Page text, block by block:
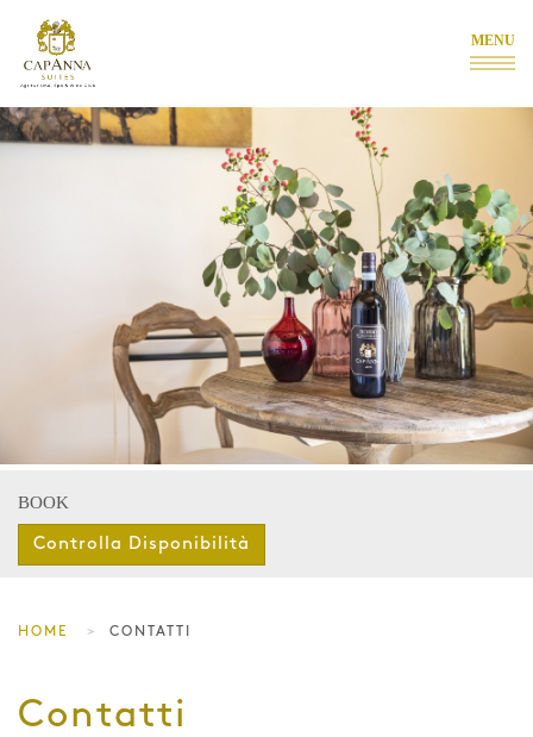
MENU
BOOK
Controlla Disponibilità
HOME CONTATTI
Contatti